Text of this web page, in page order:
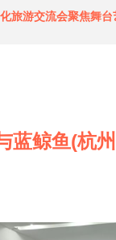
旅游交流会聚焦舞台
蓝鲸鱼(杭